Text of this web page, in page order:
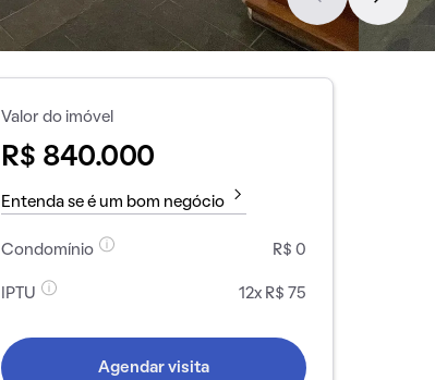
Valor do imóvel
R$ 840.000
Entenda se é um bom negócio
Condomínio R$ 0
IPTU 12x R$ 75
Agendar visita